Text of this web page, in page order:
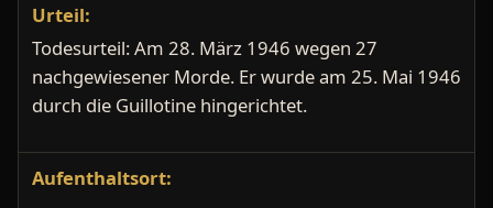
Urteil:
Todesurteil: Am 28. März 1946 wegen 27
nachgewiesener Morde. Er wurde am 25. Mai 1946
durch die Guillotine hingerichtet.
Aufenthaltsort: